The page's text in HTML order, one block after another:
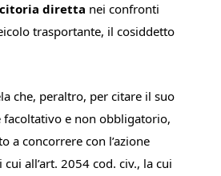
diretta nei confronti
trasportante, il cosiddetto
che, peraltro, per citare il suo
facoltativo e non obbligatorio,
a concorrere con l’azione
all’art. 2054 cod. civ., la cui